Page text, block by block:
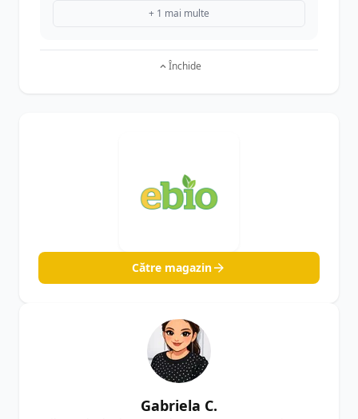
+ 1 mai multe
Închide
Către magazin
Gabriela C.